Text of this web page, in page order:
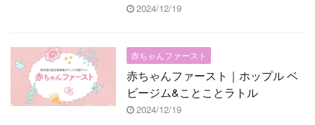
2024/12/19
赤ちゃんファースト
赤ちゃんファースト｜ホップル ベ
ビージム&ことことラトル
2024/12/19